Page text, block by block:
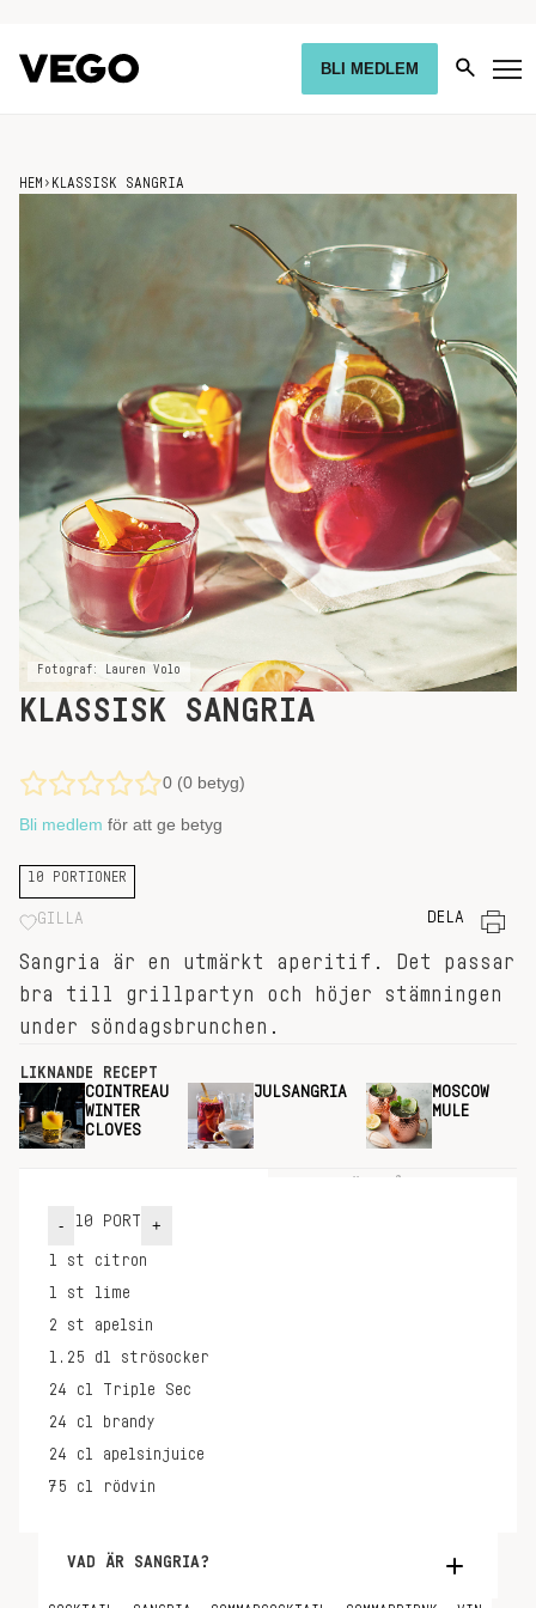
BLI MEDLEM
HEM › KLASSISK SANGRIA
Fotograf: Lauren Volo
KLASSISK SANGRIA
0 (0 betyg)
Bli medlem för att ge betyg
10 PORTIONER
GILLA DELA
Sangria är en utmärkt aperitif. Det passar
bra till grillpartyn och höjer stämningen
under söndagsbrunchen.
LIKNANDE RECEPT
COINTREAU
WINTER
CLOVES
JULSANGRIA
MOSCOW
MULE
- 10 PORT +
1 st
citron
1 st
lime
2 st
apelsin
1.25 dl
strösocker
24 cl
Triple Sec
24 cl
brandy
24 cl
apelsinjuice
75 cl rödvin
VAD ÄR SANGRIA?